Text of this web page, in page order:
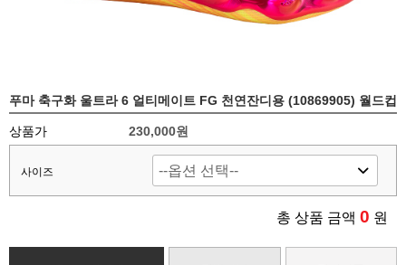
푸마 축구화 울트라 6 얼티메이트 FG 천연잔디용 (10869905) 월드컵
상품가 230,000원
사이즈
총 상품 금액 0 원